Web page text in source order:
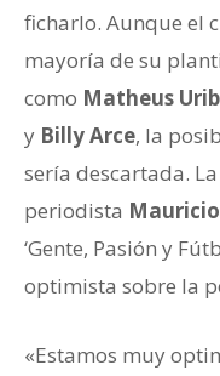
ficharlo. Aunque el
mayoría de su
como Matheus
y Billy Arce, la
sería descartada.
periodista
‘Gente, Pasión y
optimista sobre la
«Estamos muy